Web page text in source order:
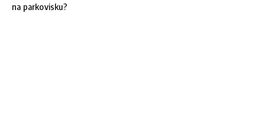
na parkovisku?